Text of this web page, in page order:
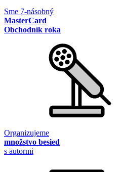
Sme 7-násobný
MasterCard
Obchodník roka
Organizujeme
množstvo besied
s autormi